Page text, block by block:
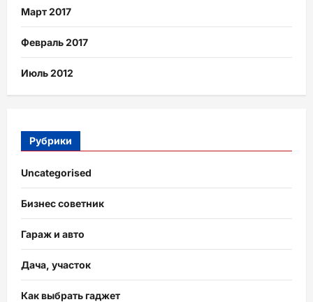
Март 2017
Февраль 2017
Июль 2012
Рубрики
Uncategorised
Бизнес советник
Гараж и авто
Дача, участок
Как выбрать гаджет